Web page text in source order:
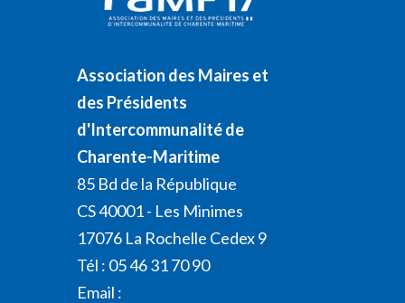
Association des Maires et
des Présidents
d'Intercommunalité de
Charente-Maritime
85 Bd de la République
CS 40001 - Les Minimes
17076 La Rochelle Cedex 9
Tél : 05 46 31 70 90
Email :